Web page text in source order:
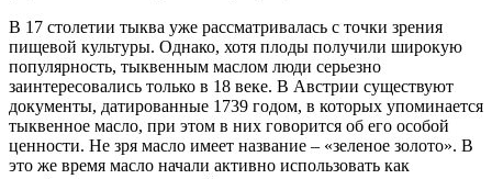
В 17 столетии тыква уже рассматривалась с точки зрения
пищевой культуры. Однако, хотя плоды получили широкую
популярность, тыквенным маслом люди серьезно
заинтересовались только в 18 веке. В Австрии существуют
документы, датированные 1739 годом, в которых упоминается
тыквенное масло, при этом в них говорится об его особой
ценности. Не зря масло имеет название – «зеленое золото». В
это же время масло начали активно использовать как